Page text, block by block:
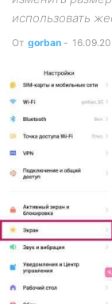
использовать
От gorban -